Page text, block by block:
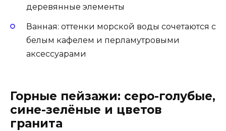
деревянные элементы
Ванная: оттенки морской воды сочетаются с
белым кафелем и перламутровыми
аксессуарами
Горные пейзажи: серо-голубые,
сине-зелёные и цветов
гранита